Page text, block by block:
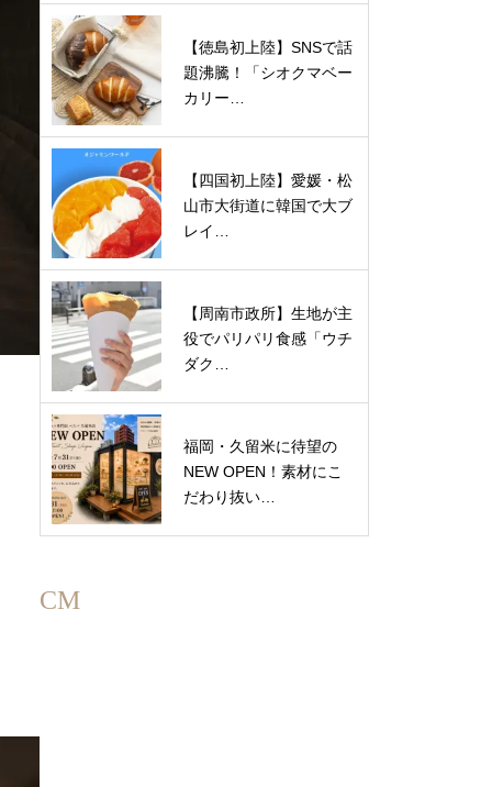
【徳島初上陸】SNSで話
題沸騰！「シオクマベー
カリー…
【四国初上陸】愛媛・松
山市大街道に韓国で大ブ
レイ…
【周南市政所】生地が主
役でパリパリ食感「ウチ
ダク…
福岡・久留米に待望の
NEW OPEN！素材にこ
だわり抜い…
CM